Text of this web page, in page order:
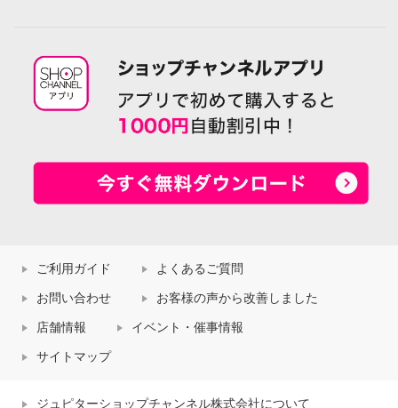
ご利用ガイド よくあるご質問
お問い合わせ お客様の声から改善しました
店舗情報 イベント・催事情報
サイトマップ
ジュピターショップチャンネル株式会社について